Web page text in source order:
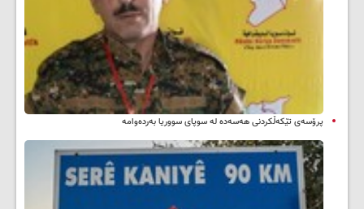
پرۆسەی تێکەڵکردنی هەسەدە لە سوپای سووریا بەردەوامە